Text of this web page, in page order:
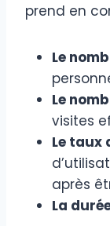
prend en
Le
Le
visites
Le taux
après
La